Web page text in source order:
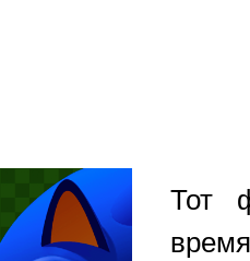
Тот